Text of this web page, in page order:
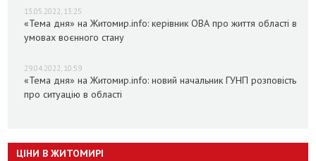
13.05.2022, 13:25
«Тема дня» на Житомир.info: керівник ОВА про життя області в
умовах воєнного стану
29.04.2022, 10:59
«Тема дня» на Житомир.info: новий начальник ГУНП розповість
про ситуацію в області
ЦІНИ В ЖИТОМИРІ